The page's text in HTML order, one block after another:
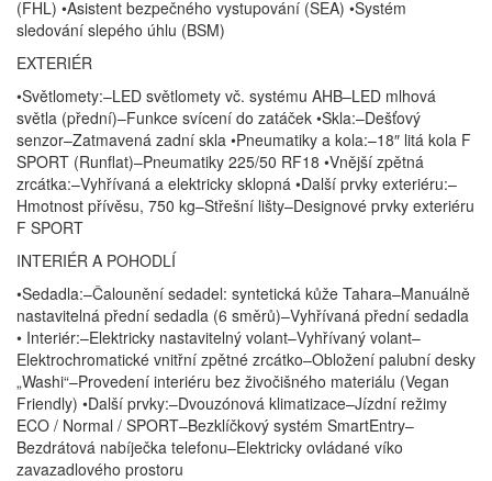
(FHL) •Asistent bezpečného vystupování (SEA) •Systém
sledování slepého úhlu (BSM)
EXTERIÉR
•Světlomety:–LED světlomety vč. systému AHB–LED mlhová
světla (přední)–Funkce svícení do zatáček •Skla:–Dešťový
senzor–Zatmavená zadní skla •Pneumatiky a kola:–18″ litá kola F
SPORT (Runflat)–Pneumatiky 225/50 RF18 •Vnější zpětná
zrcátka:–Vyhřívaná a elektricky sklopná •Další prvky exteriéru:–
Hmotnost přívěsu, 750 kg–Střešní lišty–Designové prvky exteriéru
F SPORT
INTERIÉR A POHODLÍ
•Sedadla:–Čalounění sedadel: syntetická kůže Tahara–Manuálně
nastavitelná přední sedadla (6 směrů)–Vyhřívaná přední sedadla
• Interiér:–Elektricky nastavitelný volant–Vyhřívaný volant–
Elektrochromatické vnitřní zpětné zrcátko–Obložení palubní desky
„Washi“–Provedení interiéru bez živočišného materiálu (Vegan
Friendly) •Další prvky:–Dvouzónová klimatizace–Jízdní režimy
ECO / Normal / SPORT–Bezklíčkový systém SmartEntry–
Bezdrátová nabíječka telefonu–Elektricky ovládané víko
zavazadlového prostoru